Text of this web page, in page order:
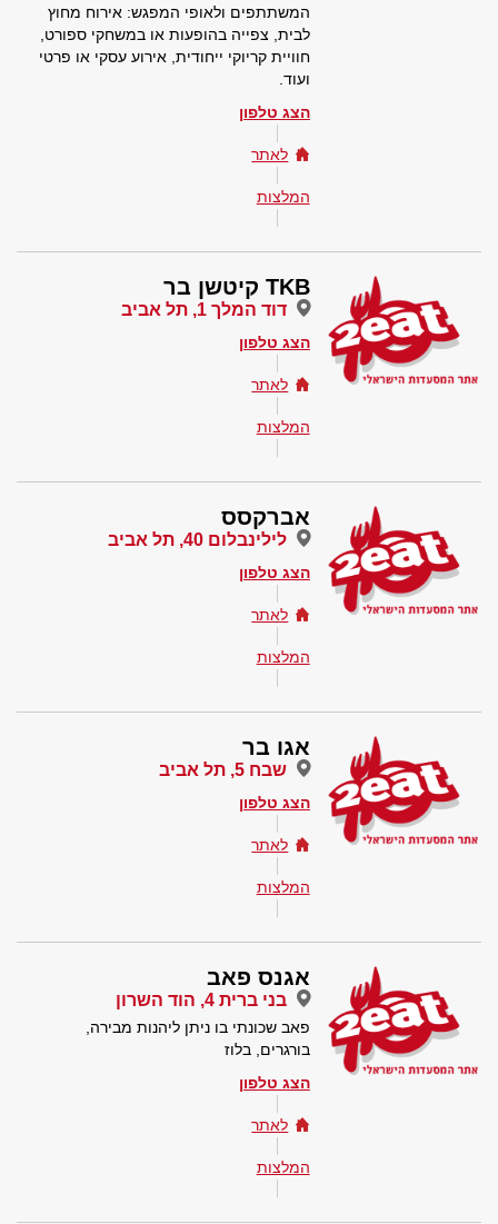
המשתתפים ולאופי המפגש: אירוח מחוץ
לבית, צפייה בהופעות או במשחקי ספורט,
חוויית קריוקי ייחודית, אירוע עסקי או פרטי
ועוד.
הצג טלפון
לאתר
המלצות
TKB קיטשן בר
דוד המלך 1, תל אביב
הצג טלפון
לאתר
המלצות
אברקסס
לילינבלום 40, תל אביב
הצג טלפון
לאתר
המלצות
אגו בר
שבח 5, תל אביב
הצג טלפון
לאתר
המלצות
אגנס פאב
בני ברית 4, הוד השרון
פאב שכונתי בו ניתן ליהנות מבירה,
בורגרים, בלוז
הצג טלפון
לאתר
המלצות